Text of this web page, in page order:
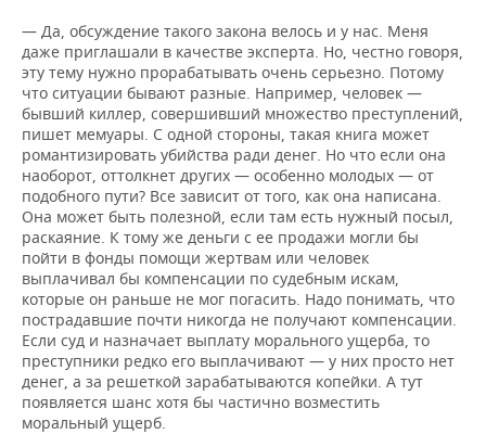
— Да, обсуждение такого закона велось и у нас. Меня
даже приглашали в качестве эксперта. Но, честно говоря,
эту тему нужно прорабатывать очень серьезно. Потому
что ситуации бывают разные. Например, человек —
бывший киллер, совершивший множество преступлений,
пишет мемуары. С одной стороны, такая книга может
романтизировать убийства ради денег. Но что если она
наоборот, оттолкнет других — особенно молодых — от
подобного пути? Все зависит от того, как она написана.
Она может быть полезной, если там есть нужный посыл,
раскаяние. К тому же деньги с ее продажи могли бы
пойти в фонды помощи жертвам или человек
выплачивал бы компенсации по судебным искам,
которые он раньше не мог погасить. Надо понимать, что
пострадавшие почти никогда не получают компенсации.
Если суд и назначает выплату морального ущерба, то
преступники редко его выплачивают — у них просто нет
денег, а за решеткой зарабатываются копейки. А тут
появляется шанс хотя бы частично возместить
моральный ущерб.